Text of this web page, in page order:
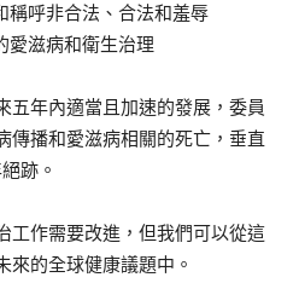
稱呼非合法、合法和羞辱
愛滋病和衛生治理
五年內適當且加速的發展，委員
傳播和愛滋病相關的死亡，垂直
跡。
工作需要改進，但我們可以從這
來的全球健康議題中。